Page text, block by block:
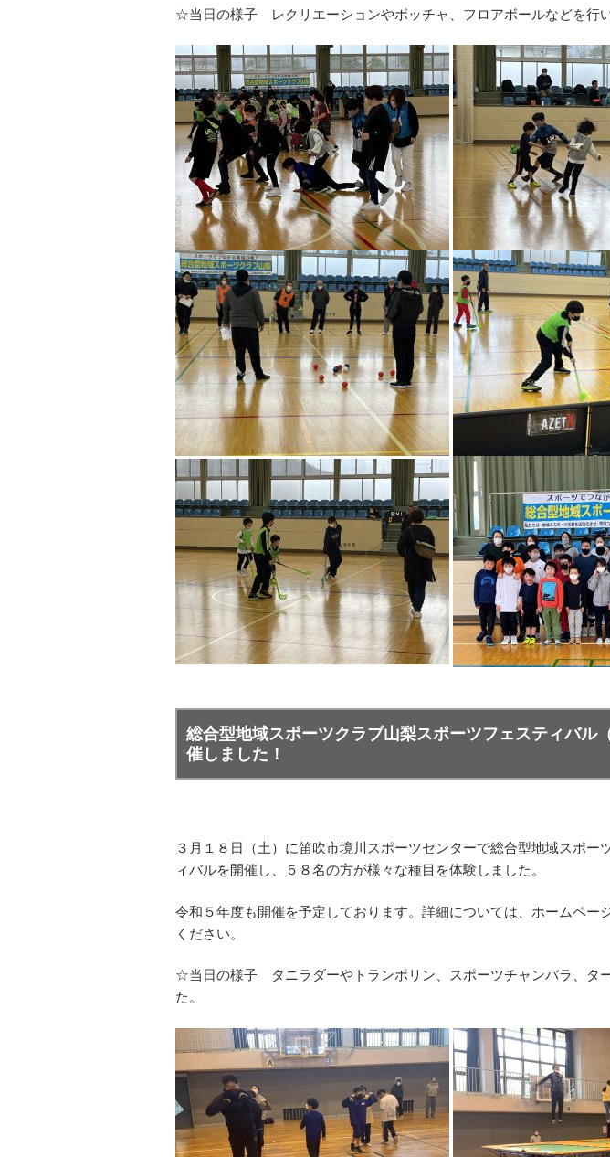
☆当日の様子 レクリエーションやボッチャ、フロアボールなどを行い
総合型地域スポーツクラブ山梨スポーツフェスティバル
催しました！
３月１８日（土）に笛吹市境川スポーツセンターで総合型地域スポー
ィバルを開催し、５８名の方が様々な種目を体験しました。
令和５年度も開催を予定しております。詳細については、ホームペー
ください。
☆当日の様子 タニラダーやトランポリン、スポーツチャンバラ、タ
た。